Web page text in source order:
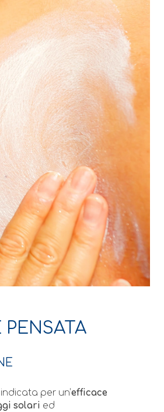
PENSATA
per un’efficace
solari ed